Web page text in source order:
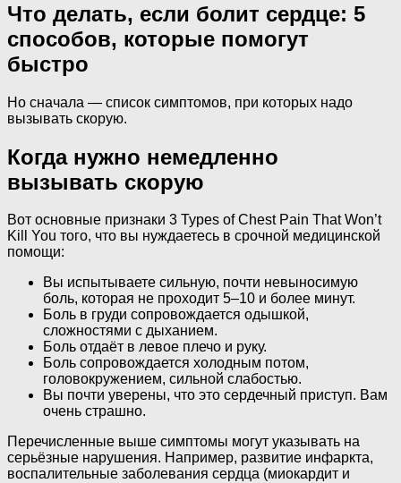
Что делать, если болит сердце: 5
способов, которые помогут
быстро
Но сначала — список симптомов, при которых надо
вызывать скорую.
Когда нужно немедленно
вызывать скорую
Вот основные признаки 3 Types of Chest Pain That Won’t
Kill You того, что вы нуждаетесь в срочной медицинской
помощи:
Вы испытываете сильную, почти невыносимую
боль, которая не проходит 5–10 и более минут.
Боль в груди сопровождается одышкой,
сложностями с дыханием.
Боль отдаёт в левое плечо и руку.
Боль сопровождается холодным потом,
головокружением, сильной слабостью.
Вы почти уверены, что это сердечный приступ. Вам
очень страшно.
Перечисленные выше симптомы могут указывать на
серьёзные нарушения. Например, развитие инфаркта,
воспалительные заболевания сердца (миокардит и